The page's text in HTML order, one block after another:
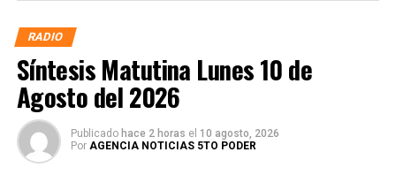
RADIO
Síntesis Matutina Lunes 10 de
Agosto del 2026
Publicado hace 2 horas el 10 agosto, 2026
Por AGENCIA NOTICIAS 5TO PODER